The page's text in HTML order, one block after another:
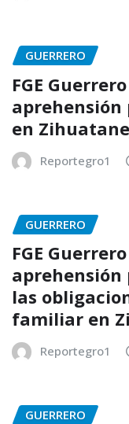
GUERRERO
FGE
aprehensión
en
Reportegro1
GUERRERO
FGE
las
familiar en
Reportegro1
GUERRERO